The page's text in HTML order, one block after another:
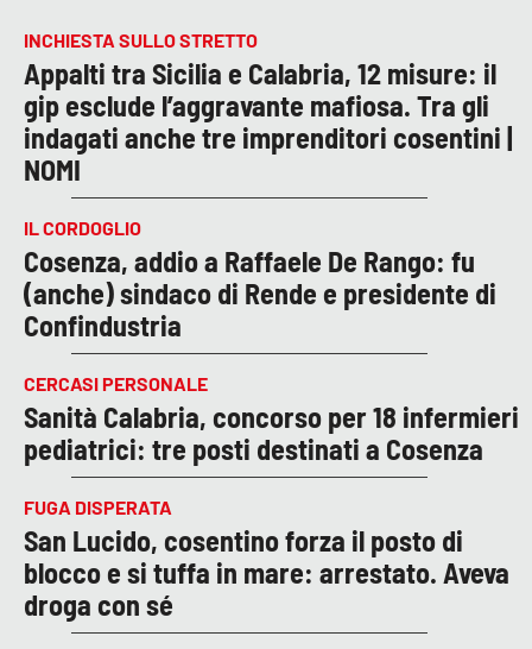
INCHIESTA SULLO STRETTO
Appalti tra Sicilia e Calabria, 12 misure: il
gip esclude l’aggravante mafiosa. Tra gli
indagati anche tre imprenditori cosentini |
NOMI
IL CORDOGLIO
Cosenza, addio a Raffaele De Rango: fu
(anche) sindaco di Rende e presidente di
Confindustria
CERCASI PERSONALE
Sanità Calabria, concorso per 18 infermieri
pediatrici: tre posti destinati a Cosenza
FUGA DISPERATA
San Lucido, cosentino forza il posto di
blocco e si tuffa in mare: arrestato. Aveva
droga con sé